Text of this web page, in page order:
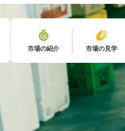
市場の紹介 市場の見学